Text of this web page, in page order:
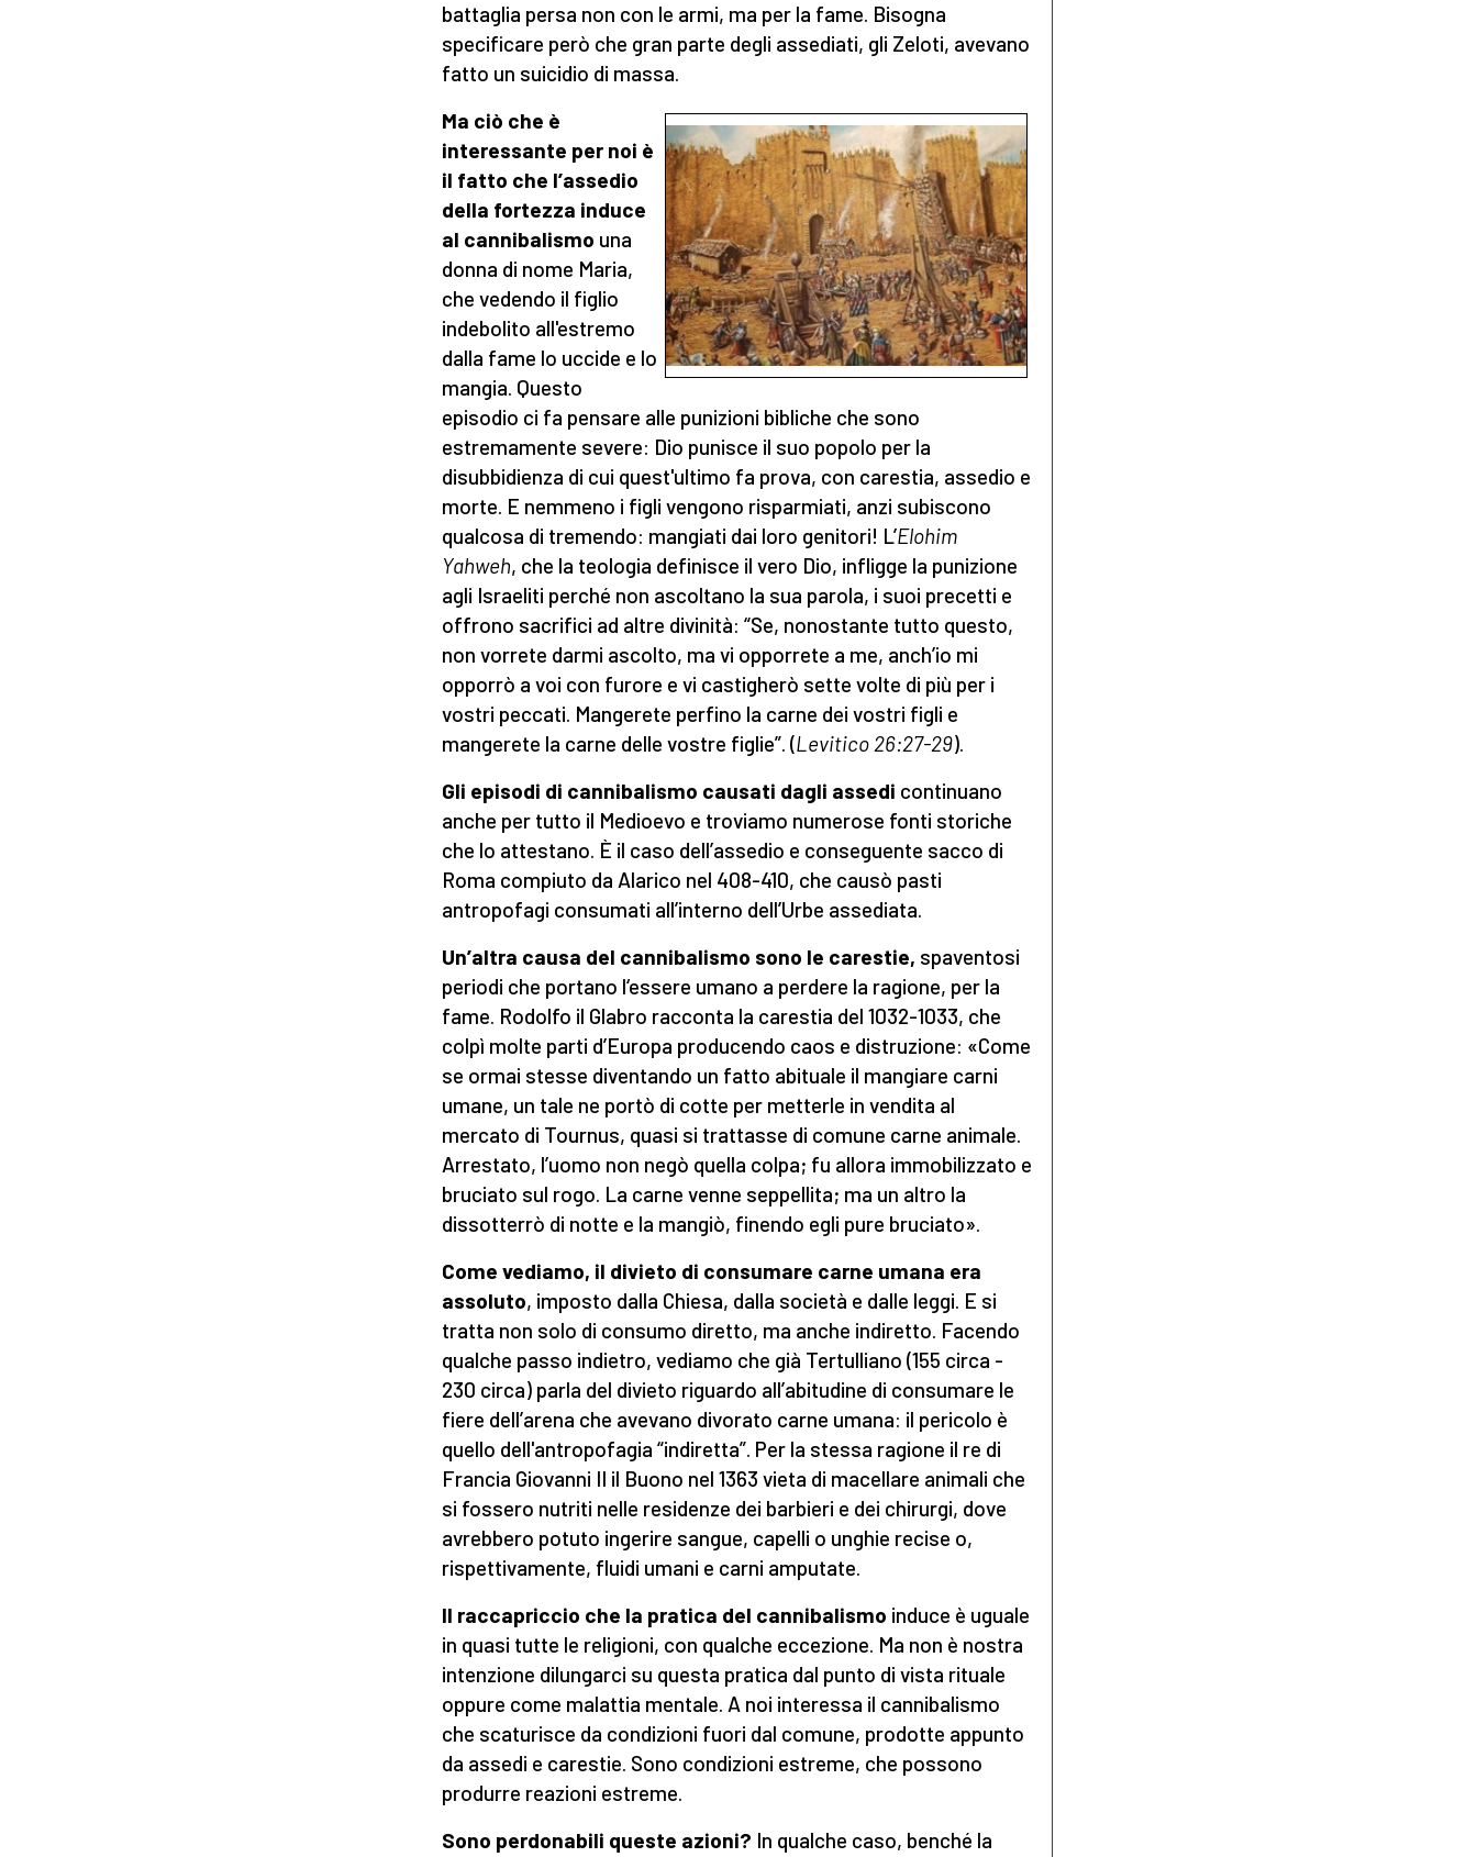
battaglia persa non con le armi, ma per la fame. Bisogna
specificare però che gran parte degli assediati, gli Zeloti, avevano
fatto un suicidio di massa.
Ma ciò che è
interessante per noi è
il fatto che l’assedio
della fortezza induce
al cannibalismo una
donna di nome Maria,
che vedendo il figlio
indebolito all'estremo
dalla fame lo uccide e lo
mangia. Questo
episodio ci fa pensare alle punizioni bibliche che sono
estremamente severe: Dio punisce il suo popolo per la
disubbidienza di cui quest'ultimo fa prova, con carestia, assedio e
morte. E nemmeno i figli vengono risparmiati, anzi subiscono
qualcosa di tremendo: mangiati dai loro genitori! L’Elohim
Yahweh, che la teologia definisce il vero Dio, infligge la punizione
agli Israeliti perché non ascoltano la sua parola, i suoi precetti e
offrono sacrifici ad altre divinità: “Se, nonostante tutto questo,
non vorrete darmi ascolto, ma vi opporrete a me, anch’io mi
opporrò a voi con furore e vi castigherò sette volte di più per i
vostri peccati. Mangerete perfino la carne dei vostri figli e
mangerete la carne delle vostre figlie”. (Levitico 26:27-29).
Gli episodi di cannibalismo causati dagli assedi continuano
anche per tutto il Medioevo e troviamo numerose fonti storiche
che lo attestano. È il caso dell’assedio e conseguente sacco di
Roma compiuto da Alarico nel 408-410, che causò pasti
antropofagi consumati all’interno dell’Urbe assediata.
Un’altra causa del cannibalismo sono le carestie, spaventosi
periodi che portano l‘essere umano a perdere la ragione, per la
fame. Rodolfo il Glabro racconta la carestia del 1032-1033, che
colpì molte parti d’Europa producendo caos e distruzione: «Come
se ormai stesse diventando un fatto abituale il mangiare carni
umane, un tale ne portò di cotte per metterle in vendita al
mercato di Tournus, quasi si trattasse di comune carne animale.
Arrestato, l’uomo non negò quella colpa; fu allora immobilizzato e
bruciato sul rogo. La carne venne seppellita; ma un altro la
dissotterrò di notte e la mangiò, finendo egli pure bruciato».
Come vediamo, il divieto di consumare carne umana era
assoluto, imposto dalla Chiesa, dalla società e dalle leggi. E si
tratta non solo di consumo diretto, ma anche indiretto. Facendo
qualche passo indietro, vediamo che già Tertulliano (155 circa -
230 circa) parla del divieto riguardo all’abitudine di consumare le
fiere dell’arena che avevano divorato carne umana: il pericolo è
quello dell'antropofagia “indiretta”. Per la stessa ragione il re di
Francia Giovanni II il Buono nel 1363 vieta di macellare animali che
si fossero nutriti nelle residenze dei barbieri e dei chirurgi, dove
avrebbero potuto ingerire sangue, capelli o unghie recise o,
rispettivamente, fluidi umani e carni amputate.
Il raccapriccio che la pratica del cannibalismo induce è uguale
in quasi tutte le religioni, con qualche eccezione. Ma non è nostra
intenzione dilungarci su questa pratica dal punto di vista rituale
oppure come malattia mentale. A noi interessa il cannibalismo
che scaturisce da condizioni fuori dal comune, prodotte appunto
da assedi e carestie. Sono condizioni estreme, che possono
produrre reazioni estreme.
Sono perdonabili queste azioni? In qualche caso, benché la